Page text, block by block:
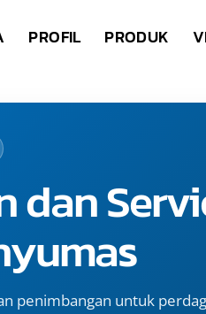
PROFIL PRODUK
dan
penimbangan untuk